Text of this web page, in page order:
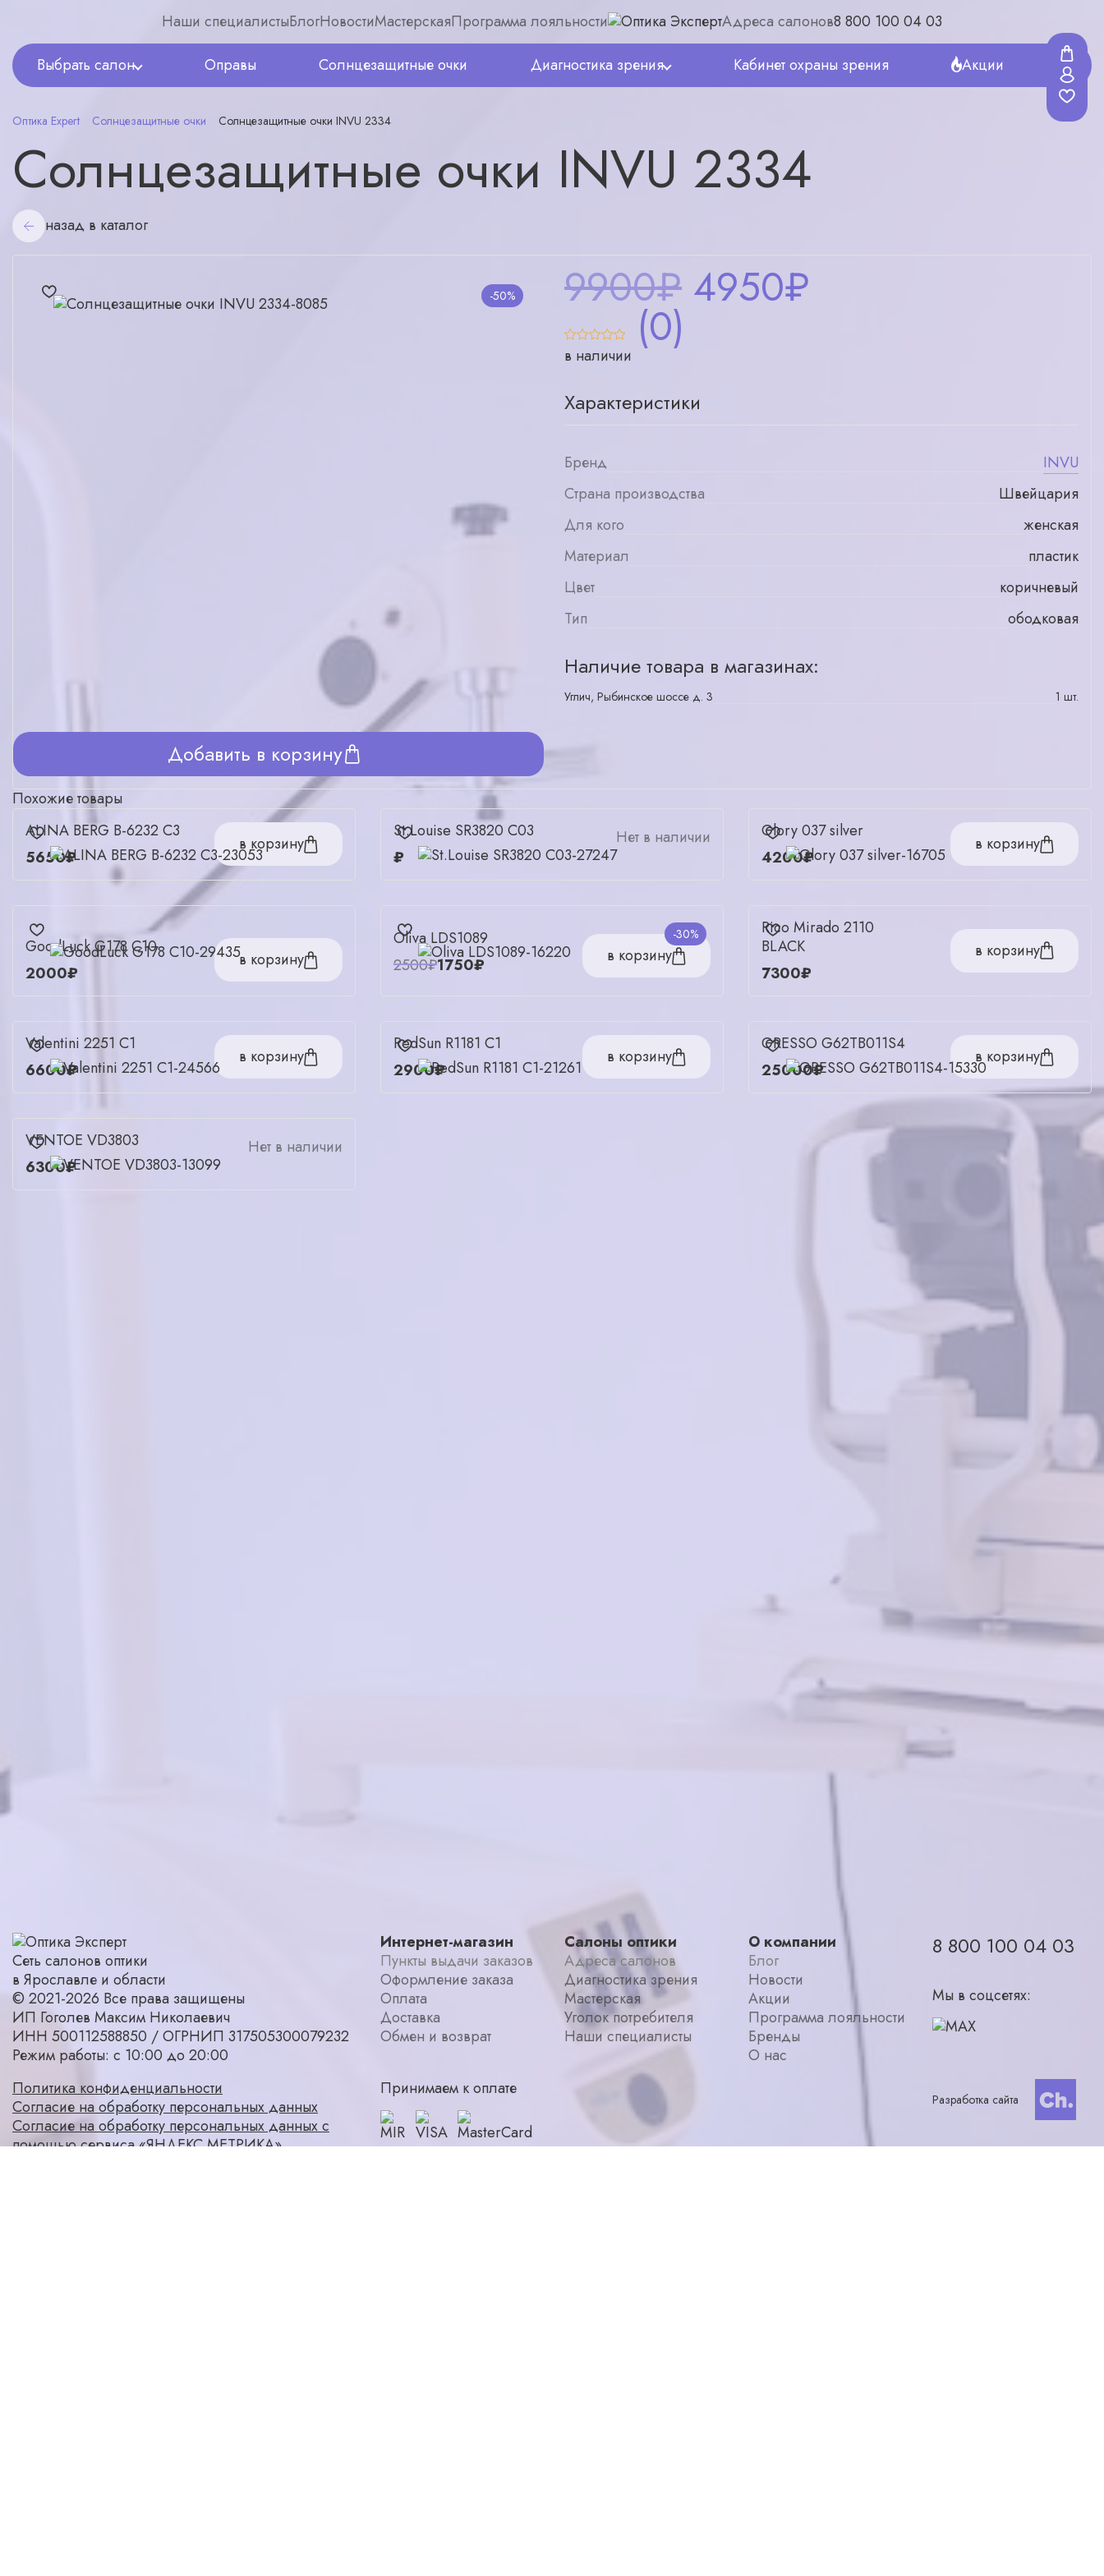
Наши специалистыБлогНовостиМастерскаяПрограмма лояльности Адреса салонов8 800 100 04 03
Выбрать салон Оправы Солнцезащитные очки Диагностика зрения Кабинет охраны зрения Акции
Оптика Expert Солнцезащитные очки Солнцезащитные очки INVU 2334
Солнцезащитные очки INVU 2334
назад в каталог
-50% 9900₽ 4950₽
(0)
в наличии
Характеристики
Бренд
INVU
Страна производства
Швейцария
Для кого
женская
Материал
пластик
Цвет
коричневый
Тип
ободковая
Наличие товара в магазинах:
Углич, Рыбинское шоссе д. 3 1 шт.
Добавить в корзину
Похожие товары
ALINA BERG В-6232 С3
5650₽
в корзину
St.Louise SR3820 C03
₽
Нет в наличии
Glory 037 silver
4200₽
в корзину
GoodLuck G178 C10
2000₽
в корзину
-30%
Oliva LDS1089
2500₽1750₽ в корзину
Rico Mirado 2110
BLACK
7300₽
в корзину
Valentini 2251 C1
6600₽
в корзину
RedSun R1181 C1
2900₽
в корзину
GRESSO G62TB011S4
25000₽
в корзину
VENTOE VD3803
6300₽
Нет в наличии
Сеть салонов оптики
в Ярославле и области
© 2021-2026 Все права защищены
ИП Гоголев Максим Николаевич
ИНН 500112588850 / ОГРНИП 317505300079232
Режим работы: с 10:00 до 20:00
Интернет-магазин
Пункты выдачи заказов
Оформление заказа
Оплата
Доставка
Обмен и возврат
Салоны оптики
Адреса салонов
Диагностика зрения
Мастерская
Уголок потребителя
Наши специалисты
О компании
Блог
Новости
Акции
Программа лояльности
Бренды
О нас
8 800 100 04 03
Мы в соцсетях:
Политика конфиденциальности
Согласие на обработку персональных данных
Согласие на обработку персональных данных с
помощью сервиса «ЯНДЕКС.МЕТРИКА»
Принимаем к оплате
Разработка сайта